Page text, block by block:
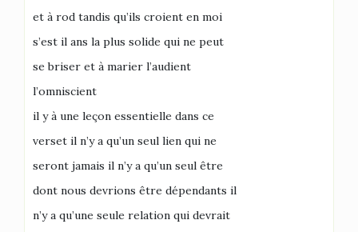
et à rod tandis qu’ils croient en moi
s’est il ans la plus solide qui ne peut
se briser et à marier l’audient
l’omniscient
il y à une leçon essentielle dans ce
verset il n’y a qu’un seul lien qui ne
seront jamais il n’y a qu’un seul être
dont nous devrions être dépendants il
n’y a qu’une seule relation qui devrait